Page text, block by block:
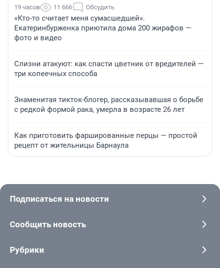
19 часов 11 666 Обсудить
«Кто-то считает меня сумасшедшей».
Екатеринбурженка приютила дома 200 жирафов —
фото и видео
Слизни атакуют: как спасти цветник от вредителей —
три копеечных способа
Знаменитая тикток-блогер, рассказывавшая о борьбе
с редкой формой рака, умерла в возрасте 26 лет
Как приготовить фаршированные перцы — простой
рецепт от жительницы Барнаула
Подписаться на новости
Сообщить новость
Рубрики